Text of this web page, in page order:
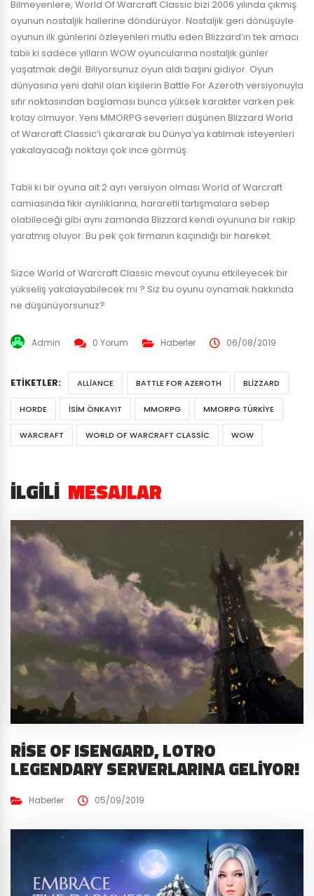
Bilmeyenlere, World Of Warcraft Classic bizi 2006 yılında çıkmış
oyunun nostaljik hallerine döndürüyor. Nostaljik geri dönüşüyle
oyunun ilk günlerini özleyenleri mutlu eden Blizzard’ın tek amacı
tabii ki sadece yılların WOW oyuncularına nostaljik günler
yaşatmak değil. Biliyorsunuz oyun aldı başını gidiyor. Oyun
dünyasına yeni dahil olan kişilerin Battle For Azeroth versiyonuyla
sıfır noktasından başlaması bunca yüksek karakter varken pek
kolay olmuyor. Yeni MMORPG severleri düşünen Blizzard World
of Warcraft Classic’i çıkararak bu Dünya’ya katılmak isteyenleri
yakalayacağı noktayı çok ince görmüş.
Tabii ki bir oyuna ait 2 ayrı versiyon olması World of Warcraft
camiasında fikir ayrılıklarına, hararetli tartışmalara sebep
olabileceği gibi aynı zamanda Blizzard kendi oyununa bir rakip
yaratmış oluyor. Bu pek çok firmanın kaçındığı bir hareket.
Sizce World of Warcraft Classic mevcut oyunu etkileyecek bir
yükseliş yakalayabilecek mi ? Siz bu oyunu oynamak hakkında
ne düşünüyorsunuz?
Admin 0 Yorum Haberler 06/08/2019
ETIKETLER: ALLIANCE BATTLE FOR AZEROTH BLIZZARD
HORDE ISIM ÖNKAYIT MMORPG MMORPG TÜRKIYE
WARCRAFT WORLD OF WARCRAFT CLASSIC WOW
İLGILI MESAJLAR
RISE OF ISENGARD, LOTRO
LEGENDARY SERVERLARINA GELIYOR!
Haberler 05/09/2019